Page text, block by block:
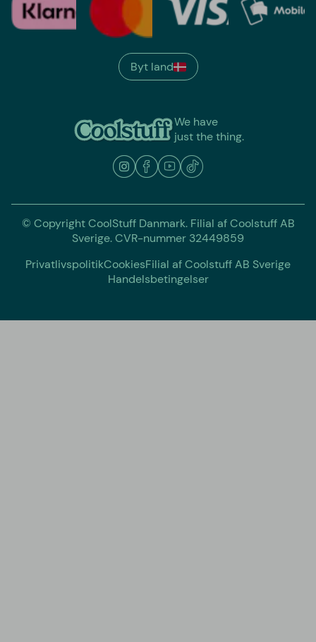
We have
just the thing.
Byt land
© Copyright CoolStuff Danmark. Filial af Coolstuff AB
Sverige. CVR-nummer 32449859
PrivatlivspolitikCookiesFilial af Coolstuff AB Sverige
Handelsbetingelser